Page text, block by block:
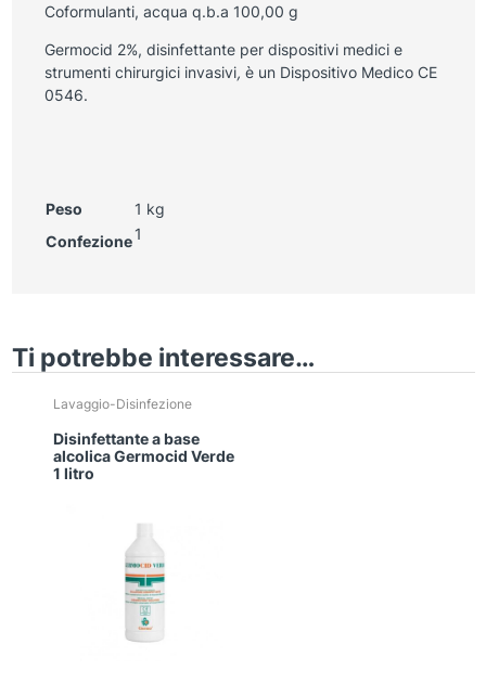
Coformulanti, acqua q.b.a 100,00 g
Germocid 2%, disinfettante per dispositivi medici e
strumenti chirurgici invasivi, è un Dispositivo Medico CE
0546.
Peso
1 kg
Confezione 1
Ti potrebbe interessare…
Lavaggio-Disinfezione
Disinfettante a base
alcolica Germocid Verde
1 litro